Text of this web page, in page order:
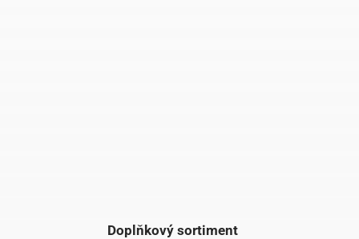
Doplňkový sortiment